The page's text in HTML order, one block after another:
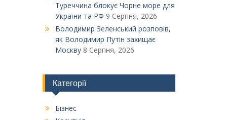
Туреччина блокує Чорне море для
України та РФ 9 Серпня, 2026
Володимир Зеленський розповів,
як Володимир Путін захищає
Москву 8 Серпня, 2026
Категорії
Бізнес